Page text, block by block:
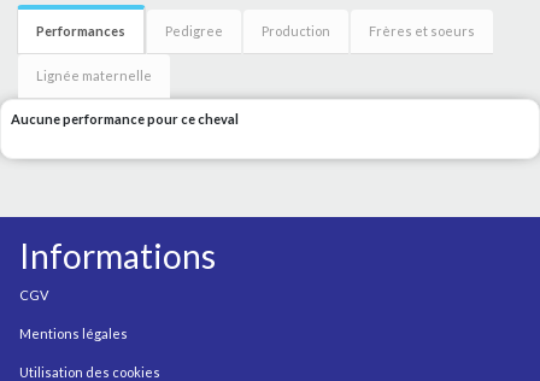
Performances Pedigree Production Frères et soeurs
Lignée maternelle
Aucune performance pour ce cheval
Informations
CGV
Mentions légales
Utilisation des cookies